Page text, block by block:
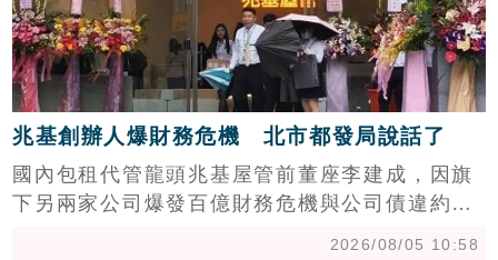
兆基創辦人爆財務危機 北市都發局說話了
國內包租代管龍頭兆基屋管前董座李建成，因旗
下另兩家公司爆發百億財務危機與公司債違約，
2026/08/05 10:58